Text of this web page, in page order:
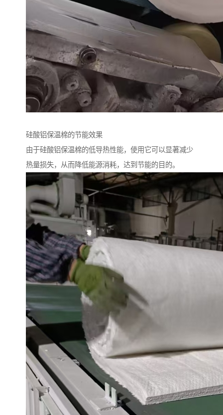
硅酸铝保温棉的节能效果
由于硅酸铝保温棉的低导热性能，使用它可以显著减少
热量损失，从而降低能源消耗，达到节能的目的。